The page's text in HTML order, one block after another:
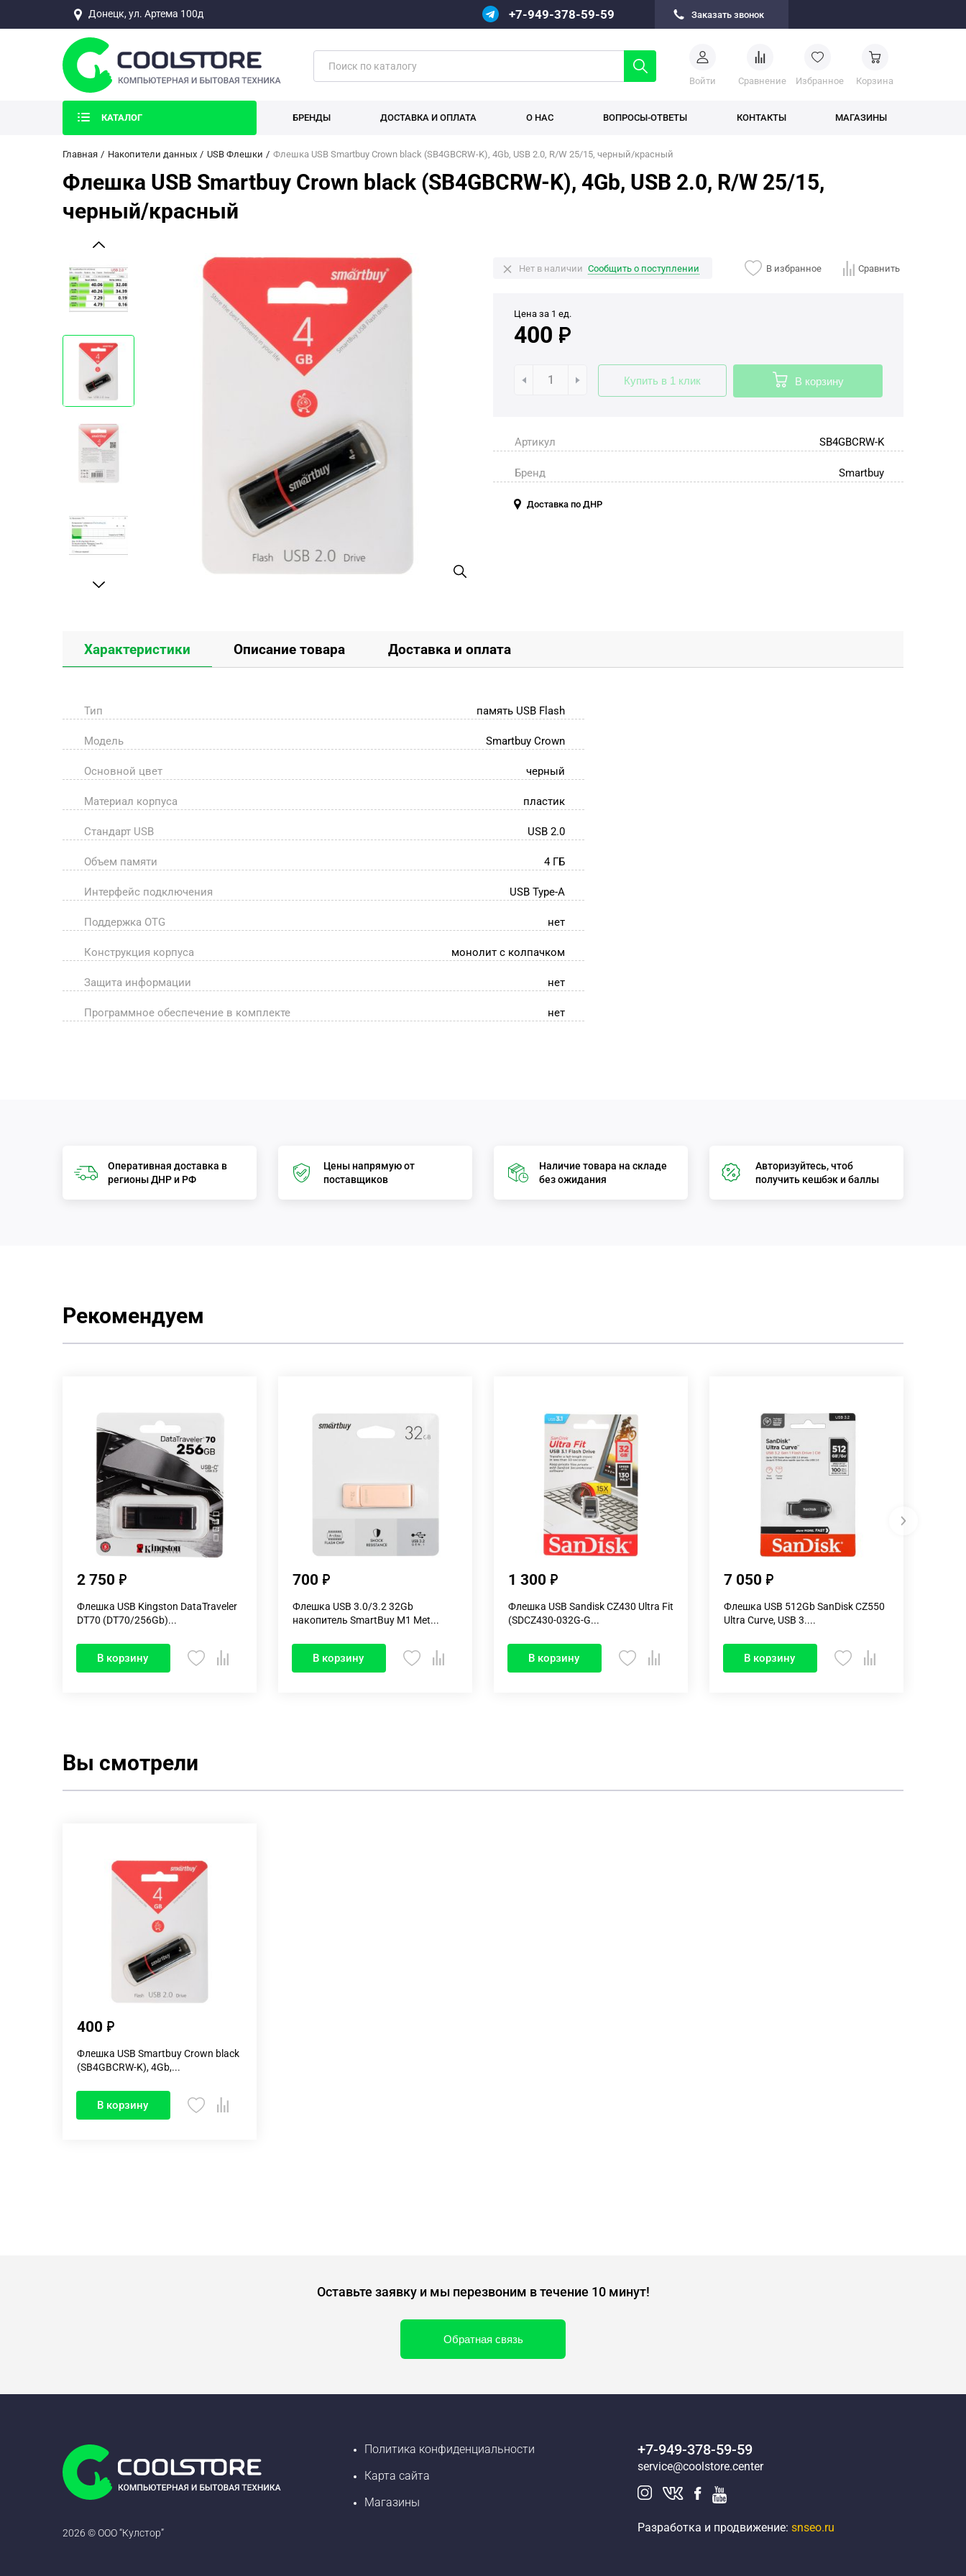
Донецк, ул. Артема 100д +7-949-378-59-59 Заказать звонок
Войти Cравнение Избранное Корзина
КАТАЛОГ БРЕНДЫ ДОСТАВКА И ОПЛАТА О НАС ВОПРОСЫ-ОТВЕТЫ КОНТАКТЫ МАГАЗИНЫ
Главная Накопители данных USB Флешки Флешка USB Smartbuy Crown black (SB4GBCRW-K), 4Gb, USB 2.0, R/W 25/15, черный/красный
Флешка USB Smartbuy Crown black (SB4GBCRW-K), 4Gb, USB 2.0, R/W 25/15,
черный/красный
Нет в наличии Сообщить о поступлении В избранное Сравнить
Цена за 1 ед.
400
Купить в 1 клик В корзину
Артикул SB4GBCRW-K
Бренд Smartbuy
Доставка по ДНР
Характеристики Описание товара Доставка и оплата
Тип память USB Flash
Модель Smartbuy Crown
Основной цвет черный
Материал корпуса пластик
Стандарт USB USB 2.0
Объем памяти 4 ГБ
Интерфейс подключения USB Type-A
Поддержка OTG нет
Конструкция корпуса монолит с колпачком
Защита информации нет
Программное обеспечение в комплекте нет
Оперативная доставка в
регионы ДНР и РФ
Цены напрямую от
поставщиков
Наличие товара на складе
без ожидания
Авторизуйтесь, чтоб
получить кешбэк и баллы
Рекомендуем
2 750
Флешка USB Kingston DataTraveler
DT70 (DT70/256Gb)...
В корзину
700
Флешка USB 3.0/3.2 32Gb
накопитель SmartBuy M1 Met...
В корзину
1 300
Флешка USB Sandisk CZ430 Ultra Fit
(SDCZ430-032G-G...
В корзину
7 050
Флешка USB 512Gb SanDisk CZ550
Ultra Curve, USB 3....
В корзину
Вы смотрели
400
Флешка USB Smartbuy Crown black
(SB4GBCRW-K), 4Gb,...
В корзину
Оставьте заявку и мы перезвоним в течение 10 минут!
Обратная связь
2026 © ООО “Кулстор”
Политика конфиденциальности
Карта сайта
Магазины
+7-949-378-59-59
service@coolstore.center
Разработка и продвижение: snseo.ru